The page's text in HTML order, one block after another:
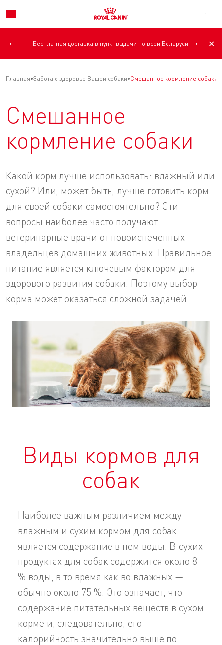
‹ Бесплатная доставка в пункт выдачи по всей Беларуси. › ✕
Главная Забота о здоровье Вашей собаки Смешанное кормление собаки
Смешанное
кормление собаки
Какой корм лучше использовать: влажный или
сухой? Или, может быть, лучше готовить корм
для своей собаки самостоятельно? Эти
вопросы наиболее часто получают
ветеринарные врачи от новоиспеченных
владельцев домашних животных. Правильное
питание является ключевым фактором для
здорового развития собаки. Поэтому выбор
корма может оказаться сложной задачей.
Виды кормов для
собак
Наиболее важным различием между
влажным и сухим кормом для собак
является содержание в нем воды. В сухих
продуктах для собак содержится около 8
% воды, в то время как во влажных —
обычно около 75 %. Это означает, что
содержание питательных веществ в сухом
корме и, следовательно, его
калорийность значительно выше по